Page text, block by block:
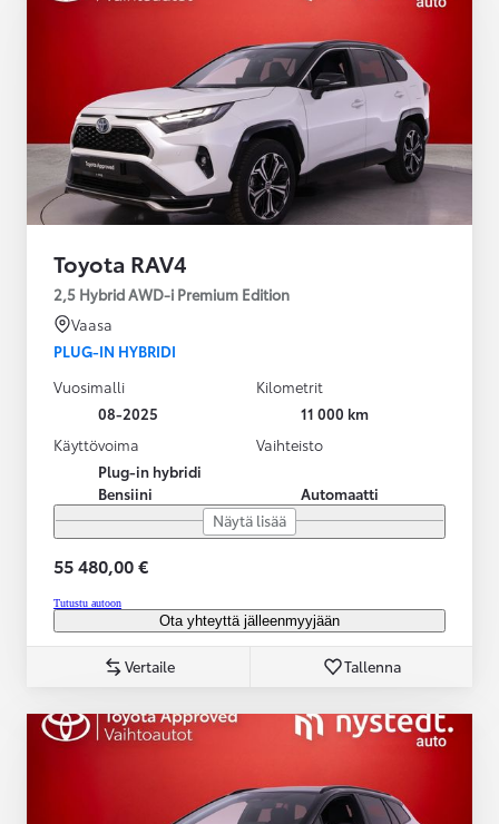
Toyota RAV4
2,5 Hybrid AWD-i Premium Edition
Vaasa
PLUG-IN HYBRIDI
Vuosimalli
08-2025
Kilometrit
11 000 km
Käyttövoima
Plug-in hybridi
Bensiini
Vaihteisto
Automaatti
Näytä lisää
55 480,00 €
Tutustu autoon
Ota yhteyttä jälleenmyyjään
Vertaile Tallenna